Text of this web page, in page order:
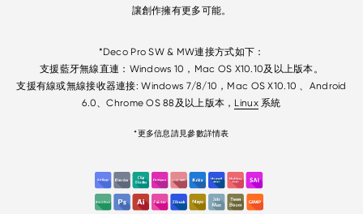
讓創作擁有更多可能。
*Deco Pro SW & MW連接方式如下：
支援藍牙無線直連：Windows 10，Mac OS X10.10及以上版本。
支援有線或無線接收器連接: Windows 7/8/10，Mac OS X10.10 、Android
6.0、Chrome OS 88及以上版本， Linux系統
*更多信息請見參數詳情表